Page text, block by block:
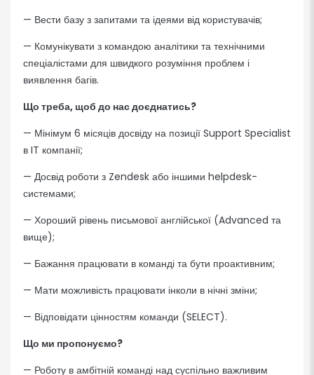
— Вести базу з запитами та ідеями від користувачів;
— Комунікувати з командою аналітики та технічними
спеціалістами для швидкого розуміння проблем і
виявлення багів.
Що треба, щоб до нас доєднатись?
— Мінімум 6 місяців досвіду на позиції Support Specialist
в IT компанії;
— Досвід роботи з Zendesk або іншими helpdesk-
системами;
— Хороший рівень письмової англійської (Advanced та
вище);
— Бажання працювати в команді та бути проактивним;
— Мати можливість працювати інколи в нічні зміни;
— Відповідати цінностям команди (SELECT).
Що ми пропонуємо?
— Роботу в амбітній команді над суспільно важливим